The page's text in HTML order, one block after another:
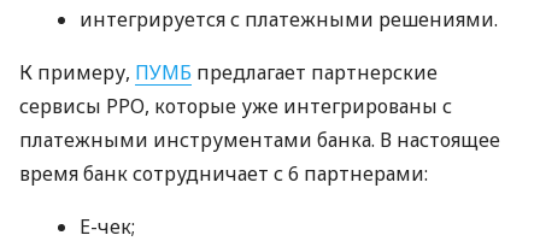
интегрируется с платежными решениями.
К примеру, ПУМБ предлагает партнерские
сервисы РРО, которые уже интегрированы с
платежными инструментами банка. В настоящее
время банк сотрудничает с 6 партнерами:
E-чек;